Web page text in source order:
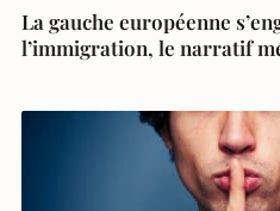
La gauche européenne
l’immigration, le narratif